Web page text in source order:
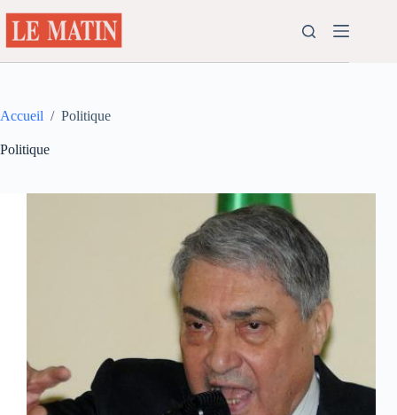
au
contenu
Accueil / Politique
Politique